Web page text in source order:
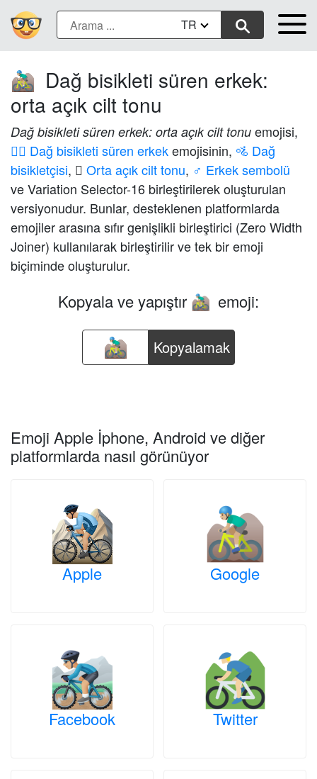
TR
🚵🏼‍♂️ Dağ bisikleti süren erkek:
orta açık cilt tonu
Dağ bisikleti süren erkek: orta açık cilt tonu emojisi,
🚵‍♂️ Dağ bisikleti süren erkekemojisinin, 🚵 Dağ
bisikletçisi, 🏼 Orta açık cilt tonu, ♂️ Erkek sembolü
ve Variation Selector-16 birleştirilerek oluşturulan
versiyonudur. Bunlar, desteklenen platformlarda
emojiler arasına sıfır genişlikli birleştirici (Zero Width
Joiner) kullanılarak birleştirilir ve tek bir emoji
biçiminde oluşturulur.
Kopyala ve yapıştır 🚵🏼‍♂️ emoji:
Kopyalamak
Emoji Apple İphone, Android ve diğer
platformlarda nasıl görünüyor
Apple Google
Facebook Twitter